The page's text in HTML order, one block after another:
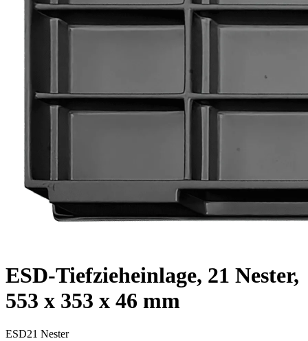
ESD-Tiefzieheinlage, 21 Nester,
553 x 353 x 46 mm
ESD21 Nester